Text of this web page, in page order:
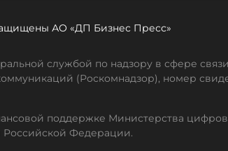
АО «ДП Бизнес Пресс»
службой по надзору в сфере
(Роскомнадзор), номер
поддержке Министерства
Федерации.